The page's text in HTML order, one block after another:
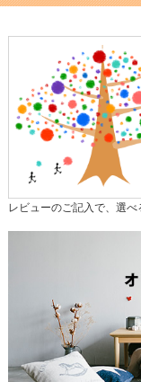
レビューのご記入で、選べ